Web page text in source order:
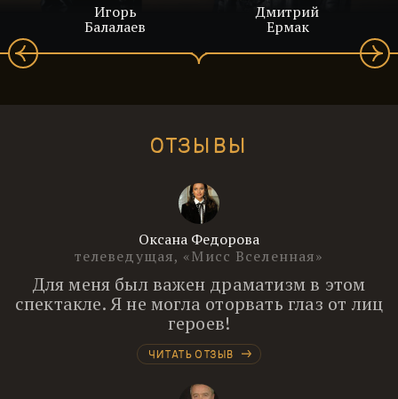
Игорь
Балалаев
Дмитрий
Ермак
ОТЗЫВЫ
Оксана Федорова
телеведущая, «Мисс Вселенная»
Для меня был важен драматизм в этом
спектакле. Я не могла оторвать глаз от лиц
героев!
ЧИТАТЬ ОТЗЫВ